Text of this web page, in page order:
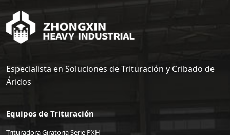
Especialista en Soluciones de Trituración y Cribado de
Áridos
Equipos de Trituración
Trituradora Giratoria Serie PXH